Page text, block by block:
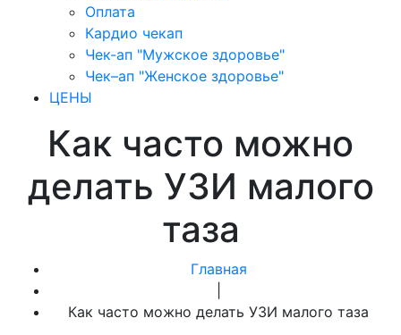
Оплата
Кардио чекап
Чек-ап "Мужское здоровье"
Чек–ап "Женское здоровье"
ЦЕНЫ
Как часто можно
делать УЗИ малого
таза
Главная
Как часто можно делать УЗИ малого таза